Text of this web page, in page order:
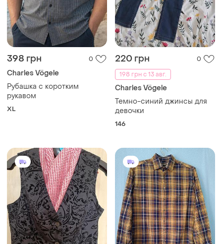
398 грн 0
Charles Vögele
Рубашка с коротким
рукавом
XL
220 грн
0
198 грн с 13 авг.
Charles Vögele
Темно-синий джинсы для
девочки
146